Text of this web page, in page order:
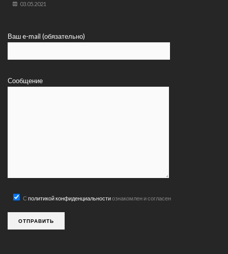
03.05.2021
Ваш e-mail (обязательно)
Сообщение
С политикой конфиденциальностиознакомлен и согласен